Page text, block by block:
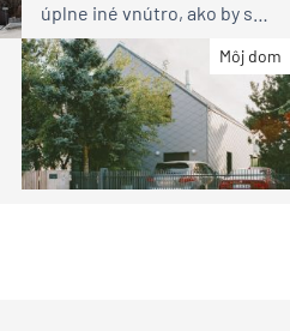
úplne iné vnútro, ako by ste
čakali
Môj dom